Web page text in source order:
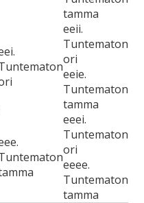
tamma
eeii.
Tuntematon
ori
eeie.
Tuntematon
tamma
eeei.
Tuntematon
ori
eeee.
Tuntematon
tamma